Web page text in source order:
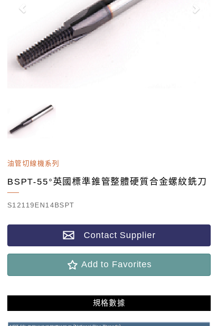
油管切線機系列
BSPT-55°英國標準錐管整體硬質合金螺紋銑刀
S12119EN14BSPT
Contact Supplier
Add to Favorites
規格數據